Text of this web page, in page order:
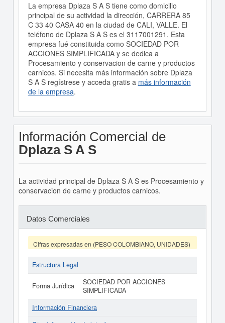
La empresa Dplaza S A S tiene como domicilio
principal de su actividad la dirección, CARRERA 85
C 33 40 CASA 40 en la ciudad de CALI, VALLE. El
teléfono de Dplaza S A S es el 3117001291. Esta
empresa fué constituida como SOCIEDAD POR
ACCIONES SIMPLIFICADA y se dedica a
Procesamiento y conservacion de carne y productos
carnicos. Si necesita más información sobre Dplaza
S A S regístrese y acceda gratis a más información
de la empresa.
Información Comercial de
Dplaza S A S
La actividad principal de Dplaza S A S es Procesamiento y
conservacion de carne y productos carnicos.
Datos Comerciales
Cifras expresadas en (PESO COLOMBIANO, UNIDADES)
Estructura Legal
Forma Jurídica
SOCIEDAD POR ACCIONES
SIMPLIFICADA
Información Financiera